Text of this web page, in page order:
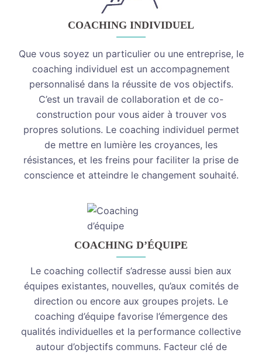
COACHING INDIVIDUEL
Que vous soyez un particulier ou une entreprise, le
coaching individuel est un accompagnement
personnalisé dans la réussite de vos objectifs.
C’est un travail de collaboration et de co-
construction pour vous aider à trouver vos
propres solutions. Le coaching individuel permet
de mettre en lumière les croyances, les
résistances, et les freins pour faciliter la prise de
conscience et atteindre le changement souhaité.
COACHING D’ÉQUIPE
Le coaching collectif s’adresse aussi bien aux
équipes existantes, nouvelles, qu’aux comités de
direction ou encore aux groupes projets. Le
coaching d’équipe favorise l’émergence des
qualités individuelles et la performance collective
autour d’objectifs communs. Facteur clé de